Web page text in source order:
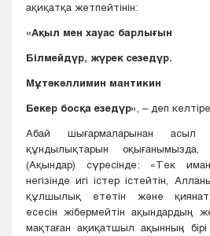
ақиқатқа жетпейтінін:
«Ақыл мен хауас барлығын
Білмейдүр, жүрек сезедүр.
Мұтәкәллимин мантикин
Бекер босқа езедүр» , – деп
Абай шығармаларынан асыл
құндылықтарын
(Ақындар) сүресінде: «Тек
негізінде игі істер істейтін,
құлшылық ететін және
есесін жібермейтін ақындардың
мақтаған ақиқатшыл ақынның